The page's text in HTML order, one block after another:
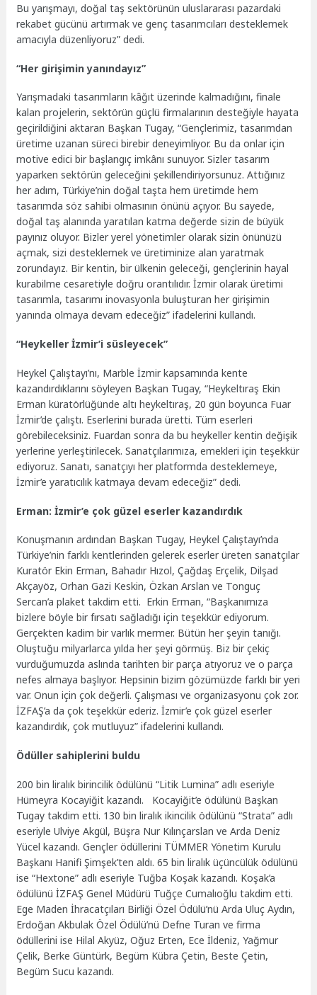
Bu yarışmayı, doğal taş sektörünün uluslararası pazardaki
rekabet gücünü artırmak ve genç tasarımcıları desteklemek
amacıyla düzenliyoruz” dedi.
“Her girişimin yanındayız”
Yarışmadaki tasarımların kâğıt üzerinde kalmadığını, finale
kalan projelerin, sektörün güçlü firmalarının desteğiyle hayata
geçirildiğini aktaran Başkan Tugay, “Gençlerimiz, tasarımdan
üretime uzanan süreci birebir deneyimliyor. Bu da onlar için
motive edici bir başlangıç imkânı sunuyor. Sizler tasarım
yaparken sektörün geleceğini şekillendiriyorsunuz. Attığınız
her adım, Türkiye’nin doğal taşta hem üretimde hem
tasarımda söz sahibi olmasının önünü açıyor. Bu sayede,
doğal taş alanında yaratılan katma değerde sizin de büyük
payınız oluyor. Bizler yerel yönetimler olarak sizin önünüzü
açmak, sizi desteklemek ve üretiminize alan yaratmak
zorundayız. Bir kentin, bir ülkenin geleceği, gençlerinin hayal
kurabilme cesaretiyle doğru orantılıdır. İzmir olarak üretimi
tasarımla, tasarımı inovasyonla buluşturan her girişimin
yanında olmaya devam edeceğiz” ifadelerini kullandı.
“Heykeller İzmir’i süsleyecek”
Heykel Çalıştayı’nı, Marble İzmir kapsamında kente
kazandırdıklarını söyleyen Başkan Tugay, “Heykeltıraş Ekin
Erman küratörlüğünde altı heykeltıraş, 20 gün boyunca Fuar
İzmir’de çalıştı. Eserlerini burada üretti. Tüm eserleri
görebileceksiniz. Fuardan sonra da bu heykeller kentin değişik
yerlerine yerleştirilecek. Sanatçılarımıza, emekleri için teşekkür
ediyoruz. Sanatı, sanatçıyı her platformda desteklemeye,
İzmir’e yaratıcılık katmaya devam edeceğiz” dedi.
Erman: İzmir’e çok güzel eserler kazandırdık
Konuşmanın ardından Başkan Tugay, Heykel Çalıştayı’nda
Türkiye’nin farklı kentlerinden gelerek eserler üreten sanatçılar
Kuratör Ekin Erman, Bahadır Hızol, Çağdaş Erçelik, Dilşad
Akçayöz, Orhan Gazi Keskin, Özkan Arslan ve Tonguç
Sercan’a plaket takdim etti. Erkin Erman, “Başkanımıza
bizlere böyle bir fırsatı sağladığı için teşekkür ediyorum.
Gerçekten kadim bir varlık mermer. Bütün her şeyin tanığı.
Oluştuğu milyarlarca yılda her şeyi görmüş. Biz bir çekiç
vurduğumuzda aslında tarihten bir parça atıyoruz ve o parça
nefes almaya başlıyor. Hepsinin bizim gözümüzde farklı bir yeri
var. Onun için çok değerli. Çalışması ve organizasyonu çok zor.
İZFAŞ’a da çok teşekkür ederiz. İzmir’e çok güzel eserler
kazandırdık, çok mutluyuz” ifadelerini kullandı.
Ödüller sahiplerini buldu
200 bin liralık birincilik ödülünü “Litik Lumina” adlı eseriyle
Hümeyra Kocayiğit kazandı. Kocayiğit’e ödülünü Başkan
Tugay takdim etti. 130 bin liralık ikincilik ödülünü “Strata” adlı
eseriyle Ulviye Akgül, Büşra Nur Kılınçarslan ve Arda Deniz
Yücel kazandı. Gençler ödüllerini TÜMMER Yönetim Kurulu
Başkanı Hanifi Şimşek’ten aldı. 65 bin liralık üçüncülük ödülünü
ise “Hextone” adlı eseriyle Tuğba Koşak kazandı. Koşak’a
ödülünü İZFAŞ Genel Müdürü Tuğçe Cumalıoğlu takdim etti.
Ege Maden İhracatçıları Birliği Özel Ödülü’nü Arda Uluç Aydın,
Erdoğan Akbulak Özel Ödülü’nü Defne Turan ve firma
ödüllerini ise Hilal Akyüz, Oğuz Erten, Ece İldeniz, Yağmur
Çelik, Berke Güntürk, Begüm Kübra Çetin, Beste Çetin,
Begüm Sucu kazandı.